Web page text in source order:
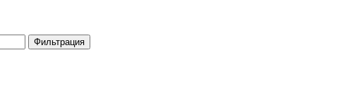
Фильтрация